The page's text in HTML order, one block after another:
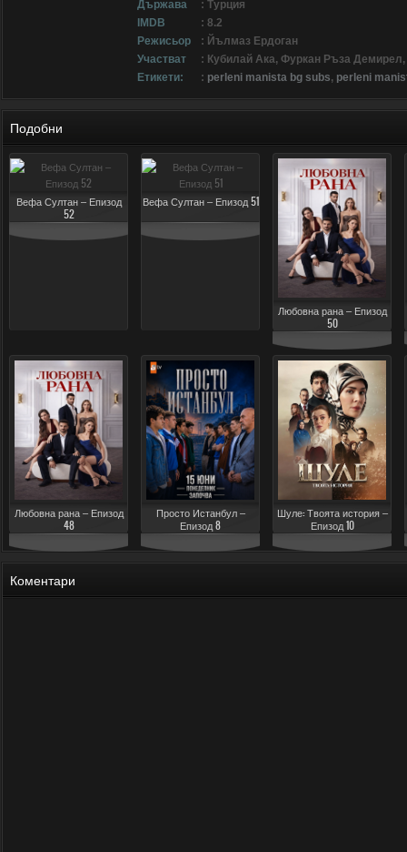
Държава
: Турция
IMDB
: 8.2
Режисьор
: Йълмаз Ердоган
Участват
: Кубилай Ака, Фуркан Ръза
Етикети:
: perleni manista bg subs, perleni
Подобни
Вефа Султан – Епизод
52
Вефа Султан – Епизод 51
Любовна рана – Епизод
50
Любовна рана – Епизод
48
Просто Истанбул –
Епизод 8
Шуле: Твоята история –
Епизод 10
Коментари